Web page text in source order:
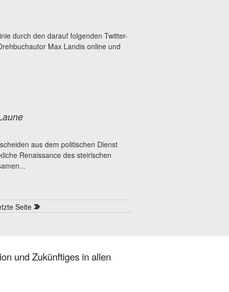
durch den darauf folgenden Twitter-
Max Landis online und
aus dem politischen Dienst
Renaissance des steirischen
Seite
und Zukünftiges in allen